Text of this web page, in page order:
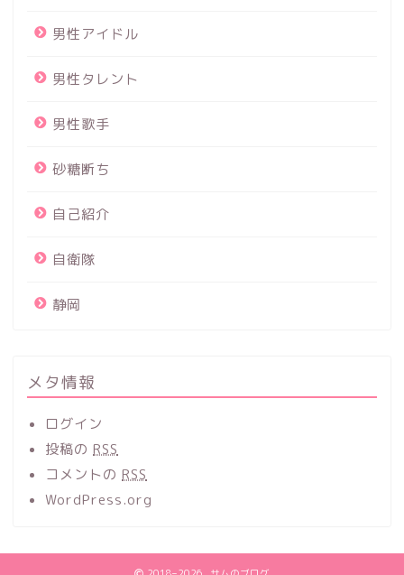
男性アイドル
男性タレント
男性歌手
砂糖断ち
自己紹介
自衛隊
静岡
メタ情報
ログイン
投稿の RSS
コメントの RSS
WordPress.org